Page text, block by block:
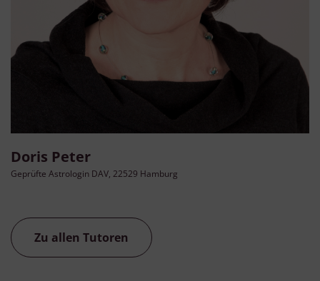
Doris Peter
Geprüfte Astrologin DAV, 22529 Hamburg
Zu allen Tutoren